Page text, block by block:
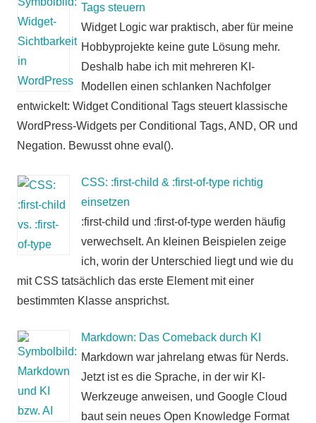
Tags steuern
Widget Logic war praktisch, aber für meine
Hobbyprojekte keine gute Lösung mehr.
Deshalb habe ich mit mehreren KI-
Modellen einen schlanken Nachfolger
entwickelt: Widget Conditional Tags steuert klassische
WordPress-Widgets per Conditional Tags, AND, OR und
Negation. Bewusst ohne eval().
CSS: :first-child & :first-of-type richtig
einsetzen
:first-child und :first-of-type werden häufig
verwechselt. An kleinen Beispielen zeige
ich, worin der Unterschied liegt und wie du
mit CSS tatsächlich das erste Element mit einer
bestimmten Klasse ansprichst.
Markdown: Das Comeback durch KI
Markdown war jahrelang etwas für Nerds.
Jetzt ist es die Sprache, in der wir KI-
Werkzeuge anweisen, und Google Cloud
baut sein neues Open Knowledge Format